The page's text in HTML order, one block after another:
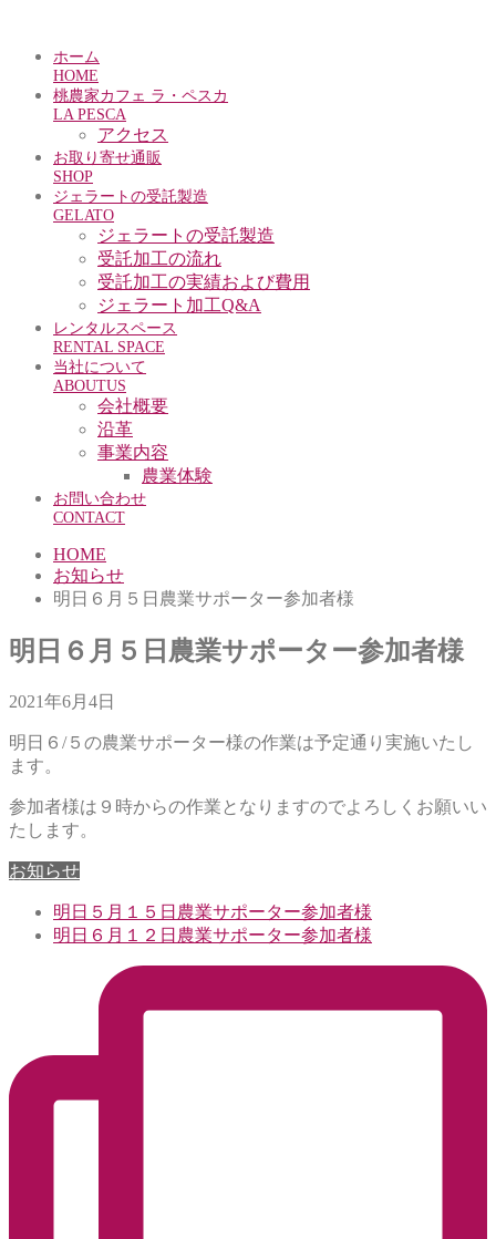
ホーム
HOME
桃農家カフェ ラ・ペスカ
LA PESCA
アクセス
お取り寄せ通販
SHOP
ジェラートの受託製造
GELATO
ジェラートの受託製造
受託加工の流れ
受託加工の実績および費用
ジェラート加工Q&A
レンタルスペース
RENTAL SPACE
当社について
ABOUTUS
会社概要
沿革
事業内容
農業体験
お問い合わせ
CONTACT
HOME
お知らせ
明日６月５日農業サポーター参加者様
明日６月５日農業サポーター参加者様
2021年6月4日
明日６/５の農業サポーター様の作業は予定通り実施いたし
ます。
参加者様は９時からの作業となりますのでよろしくお願いい
たします。
お知らせ
明日５月１５日農業サポーター参加者様
明日６月１２日農業サポーター参加者様